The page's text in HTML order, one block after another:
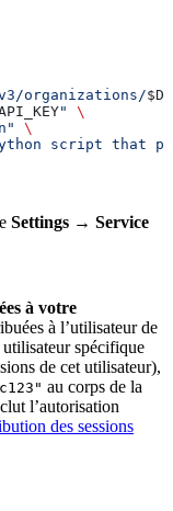
organizations/
"
\
\
script that
Settings → Service
à votre
à l’utilisateur de
utilisateur spécifique
de cet utilisateur),
au corps de la
l’autorisation
des sessions